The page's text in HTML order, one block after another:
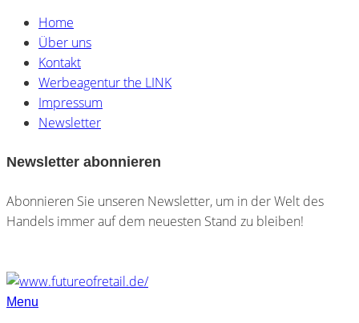
Home
Über uns
Kontakt
Werbeagentur the LINK
Impressum
Newsletter
Newsletter abonnieren
Abonnieren Sie unseren Newsletter, um in der Welt des
Handels immer auf dem neuesten Stand zu bleiben!
Menu